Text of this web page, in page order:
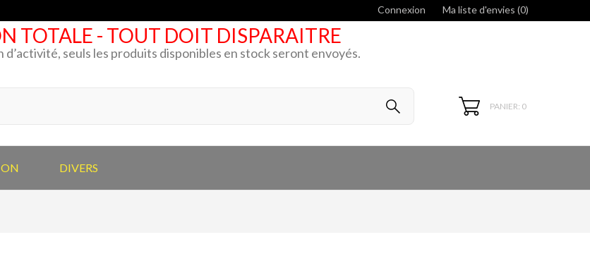
Connexion Ma liste d'envies (0)
TOTALE - TOUT DOIT DISPARAITRE
d’activité, seuls les produits disponibles en stock seront envoyés.
PANIER: 0
DIVERS